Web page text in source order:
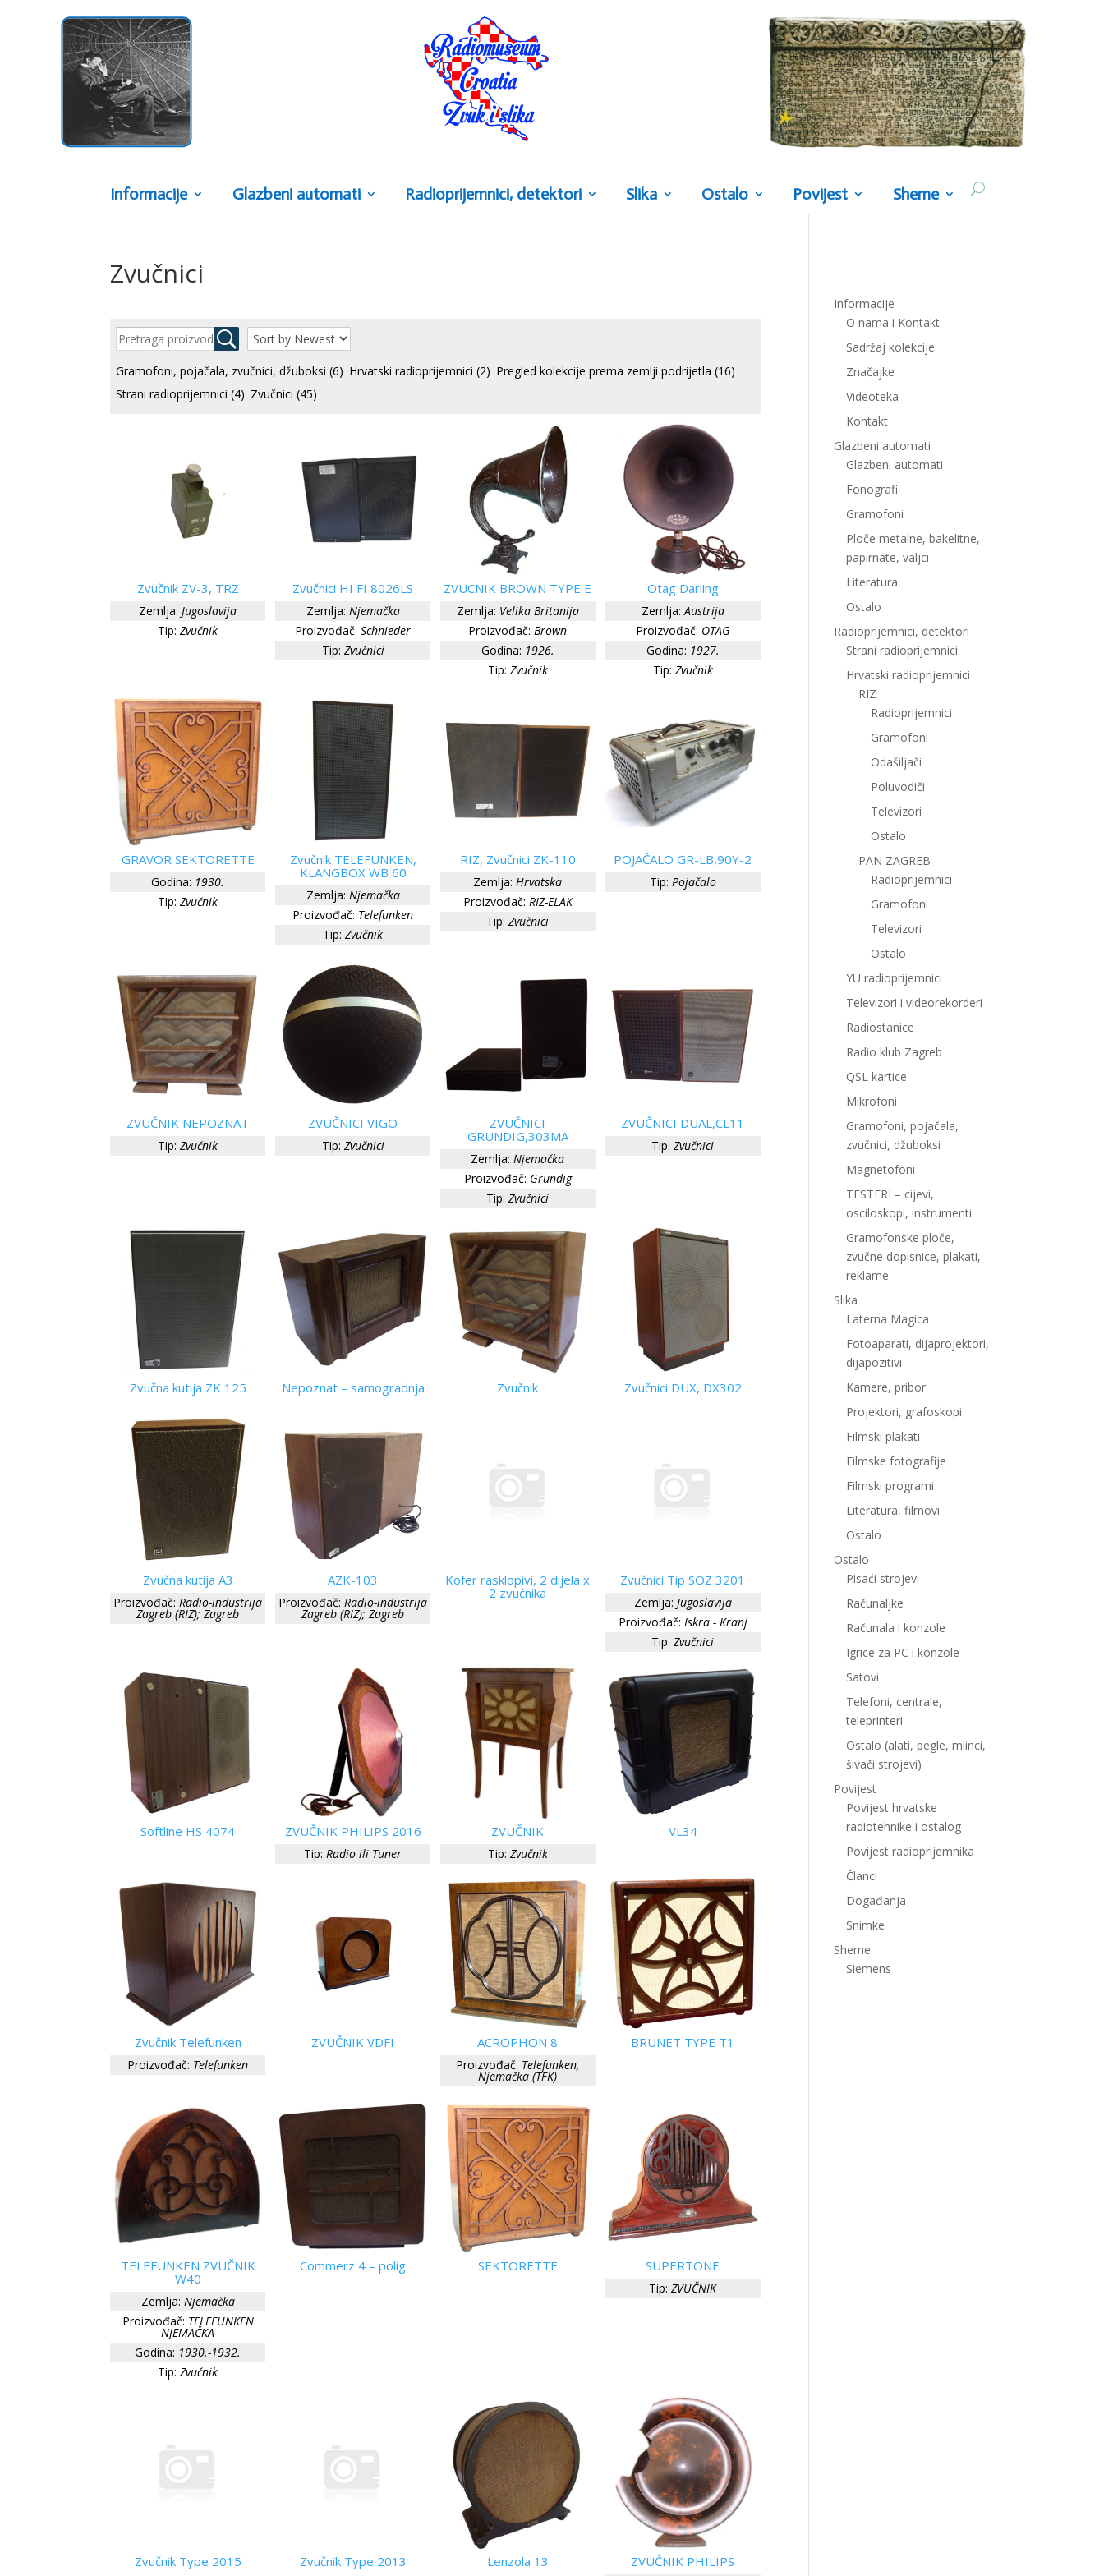
Informacije Glazbeni automati Radioprijemnici, detektori Slika Ostalo Povijest Sheme
Zvučnici
Gramofoni, pojačala, zvučnici, džuboksi(6) Hrvatski radioprijemnici(2) Pregled kolekcije prema zemlji podrijetla(16)
Strani radioprijemnici(4) Zvučnici(45)
Zvučnik ZV-3, TRZ
Zemlja: Jugoslavija
Tip: Zvučnik
Zvučnici HI FI 8026LS
Zemlja: Njemačka
Proizvođač: Schnieder
Tip: Zvučnici
ZVUCNIK BROWN TYPE E
Zemlja: Velika Britanija
Proizvođač: Brown
Godina: 1926.
Tip: Zvučnik
Otag Darling
Zemlja: Austrija
Proizvođač: OTAG
Godina: 1927.
Tip: Zvučnik
GRAVOR SEKTORETTE
Godina: 1930.
Tip: Zvučnik
Zvučnik TELEFUNKEN,
KLANGBOX WB 60
Zemlja: Njemačka
Proizvođač: Telefunken
Tip: Zvučnik
RIZ, Zvučnici ZK-110
Zemlja: Hrvatska
Proizvođač: RIZ-ELAK
Tip: Zvučnici
POJAČALO GR-LB,90Y-2
Tip: Pojačalo
ZVUČNIK NEPOZNAT
Tip: Zvučnik
ZVUČNICI VIGO
Tip: Zvučnici
ZVUČNICI
GRUNDIG,303MA
Zemlja: Njemačka
Proizvođač: Grundig
Tip: Zvučnici
ZVUČNICI DUAL,CL11
Tip: Zvučnici
Zvučna kutija ZK 125 Nepoznat – samogradnja Zvučnik Zvučnici DUX, DX302
Zvučna kutija A3
Proizvođač: Radio-industrija
Zagreb (RIZ); Zagreb
AZK-103
Proizvođač: Radio-industrija
Zagreb (RIZ); Zagreb
Kofer rasklopivi, 2 dijela x
2 zvučnika
Zvučnici Tip SOZ 3201
Zemlja: Jugoslavija
Proizvođač: Iskra - Kranj
Tip: Zvučnici
Softline HS 4074 ZVUČNIK PHILIPS 2016
Tip: Radio ili Tuner
ZVUČNIK
Tip: Zvučnik
VL34
Zvučnik Telefunken
Proizvođač: Telefunken
ZVUČNIK VDFI ACROPHON 8
Proizvođač: Telefunken,
Njemačka (TFK)
BRUNET TYPE T1
TELEFUNKEN ZVUČNIK
W40
Zemlja: Njemačka
Proizvođač: TELEFUNKEN
NJEMAČKA
Godina: 1930.-1932.
Tip: Zvučnik
Commerz 4 – polig SEKTORETTE SUPERTONE
Tip: ZVUČNIK
Zvučnik Type 2015 Zvučnik Type 2013 Lenzola 13 ZVUČNIK PHILIPS
Informacije
O nama i Kontakt
Sadržaj kolekcije
Značajke
Videoteka
Kontakt
Glazbeni automati
Glazbeni automati
Fonografi
Gramofoni
Ploče metalne, bakelitne,
papirnate, valjci
Literatura
Ostalo
Radioprijemnici, detektori
Strani radioprijemnici
Hrvatski radioprijemnici
RIZ
Radioprijemnici
Gramofoni
Odašiljači
Poluvodiči
Televizori
Ostalo
PAN ZAGREB
Radioprijemnici
Gramofoni
Televizori
Ostalo
YU radioprijemnici
Televizori i videorekorderi
Radiostanice
Radio klub Zagreb
QSL kartice
Mikrofoni
Gramofoni, pojačala,
zvučnici, džuboksi
Magnetofoni
TESTERI – cijevi,
osciloskopi, instrumenti
Gramofonske ploče,
zvučne dopisnice, plakati,
reklame
Slika
Laterna Magica
Fotoaparati, dijaprojektori,
dijapozitivi
Kamere, pribor
Projektori, grafoskopi
Filmski plakati
Filmske fotografije
Filmski programi
Literatura, filmovi
Ostalo
Ostalo
Pisaći strojevi
Računaljke
Računala i konzole
Igrice za PC i konzole
Satovi
Telefoni, centrale,
teleprinteri
Ostalo (alati, pegle, mlinci,
šivači strojevi)
Povijest
Povijest hrvatske
radiotehnike i ostalog
Povijest radioprijemnika
Članci
Događanja
Snimke
Sheme
Siemens